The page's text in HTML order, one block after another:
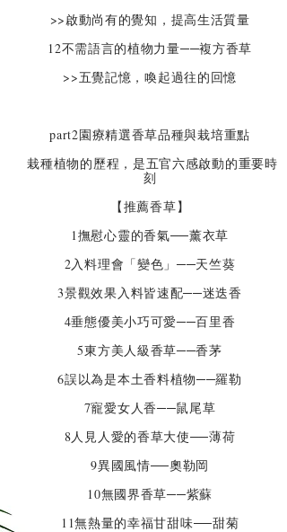
>>啟動尚有的覺知，提高生活質量
12不需語言的植物力量──複方香草
>>五覺記憶，喚起過往的回憶
part2園療精選香草品種與栽培重點
栽種植物的歷程，是五官六感啟動的重要時
刻
【推薦香草】
1撫慰心靈的香氣──薰衣草
2入料理會「變色」──天竺葵
3景觀效果入料皆速配──迷迭香
4垂態優美小巧可愛──百里香
5東方美人級香草──香茅
6誤以為是本土香料植物──羅勒
7寵愛女人香──鼠尾草
8人見人愛的香草大使──薄荷
9異國風情──奧勒岡
10無國界香草──紫蘇
11無熱量的幸福甘甜味──甜菊